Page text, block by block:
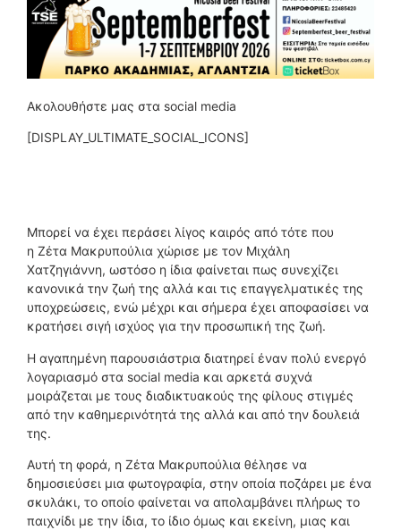
Ακολουθήστε μας στα social media
[DISPLAY_ULTIMATE_SOCIAL_ICONS]
Μπορεί να έχει περάσει λίγος καιρός από τότε που
η Ζέτα Μακρυπούλια χώρισε με τον Μιχάλη
Χατζηγιάννη, ωστόσο η ίδια φαίνεται πως συνεχίζει
κανονικά την ζωή της αλλά και τις επαγγελματικές της
υποχρεώσεις, ενώ μέχρι και σήμερα έχει αποφασίσει να
κρατήσει σιγή ισχύος για την προσωπική της ζωή.
Η αγαπημένη παρουσιάστρια διατηρεί έναν πολύ ενεργό
λογαριασμό στα social media και αρκετά συχνά
μοιράζεται με τους διαδικτυακούς της φίλους στιγμές
από την καθημερινότητά της αλλά και από την δουλειά
της.
Αυτή τη φορά, η Ζέτα Μακρυπούλια θέλησε να
δημοσιεύσει μια φωτογραφία, στην οποία ποζάρει με ένα
σκυλάκι, το οποίο φαίνεται να απολαμβάνει πλήρως το
παιχνίδι με την ίδια, το ίδιο όμως και εκείνη, μιας και